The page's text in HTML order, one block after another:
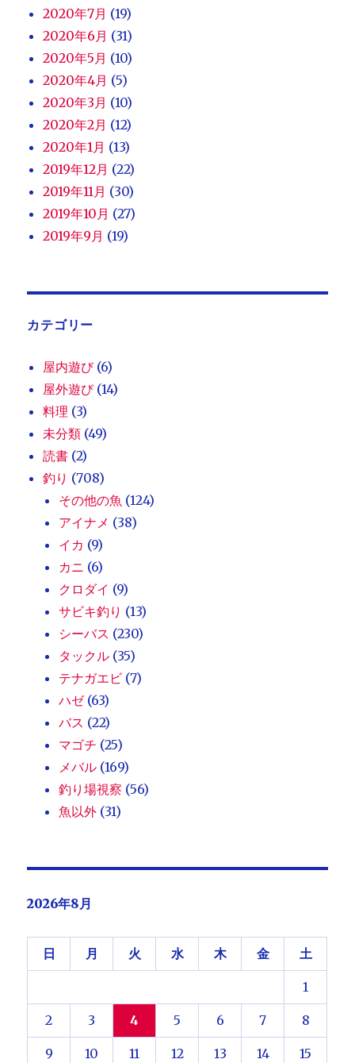
2020年7月 (19)
2020年6月 (31)
2020年5月 (10)
2020年4月 (5)
2020年3月 (10)
2020年2月 (12)
2020年1月 (13)
2019年12月 (22)
2019年11月 (30)
2019年10月 (27)
2019年9月 (19)
カテゴリー
屋内遊び(6)
屋外遊び(14)
料理 (3)
未分類 (49)
読書 (2)
釣り (708)
その他の魚 (124)
アイナメ (38)
イカ (9)
カニ (6)
クロダイ (9)
サビキ釣り (13)
シーバス (230)
タックル (35)
テナガエビ (7)
ハゼ(63)
バス (22)
マゴチ (25)
メバル (169)
釣り場視察 (56)
魚以外 (31)
2026年8月
日 月 火 水 木 金 土
1
2 3 4 5 6 7 8
9 10 11 12 13 14 15